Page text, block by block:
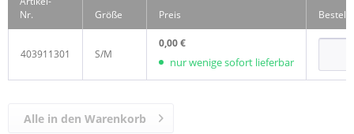
Nr.
Größe Preis
403911301 S/M
0,00 €
nur wenige sofort lieferbar
Alle in den Warenkorb